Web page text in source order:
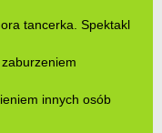
tancerka. Spektakl
innych osób